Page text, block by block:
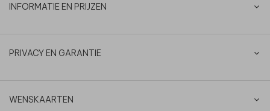
INFORMATIE EN PRIJZEN
PRIVACY EN GARANTIE
WENSKAARTEN